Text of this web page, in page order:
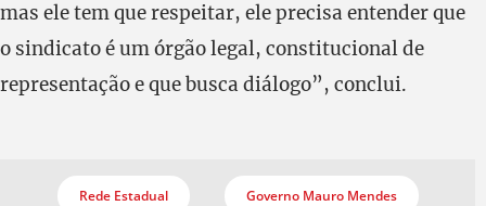
mas ele tem que respeitar, ele precisa entender que
o sindicato é um órgão legal, constitucional de
representação e que busca diálogo”, conclui.
Rede Estadual Governo Mauro Mendes